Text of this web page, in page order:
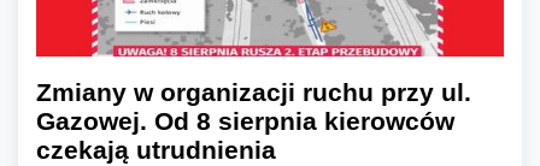
Zmiany w organizacji ruchu przy ul.
Gazowej. Od 8 sierpnia kierowców
czekają utrudnienia